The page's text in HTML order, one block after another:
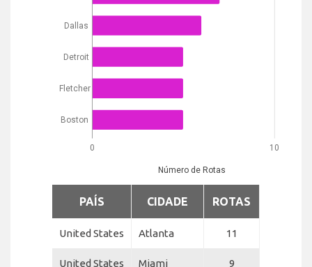
0 10
Número de Rotas
Dallas
Detroit
Fletcher
Boston
PAÍS CIDADE ROTAS
United States Atlanta 11
United States Miami 9